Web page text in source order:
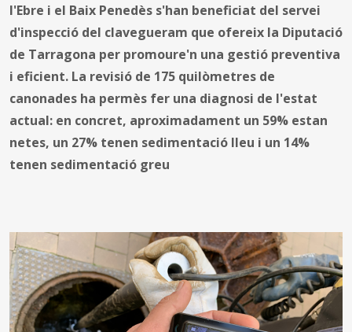
l'Ebre i el Baix Penedès s'han beneficiat del servei
d'inspecció del clavegueram que ofereix la Diputació
de Tarragona per promoure'n una gestió preventiva
i eficient. La revisió de 175 quilòmetres de
canonades ha permès fer una diagnosi de l'estat
actual: en concret, aproximadament un 59% estan
netes, un 27% tenen sedimentació lleu i un 14%
tenen sedimentació greu